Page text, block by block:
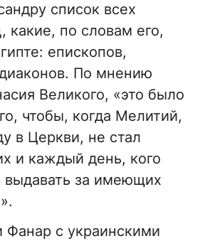
список всех
какие, по словам его,
епископов,
По мнению
Великого, «это было
чтобы, когда Мелитий,
в Церкви, не стал
и каждый день, кого
выдавать за имеющих
Фанар с украинскими